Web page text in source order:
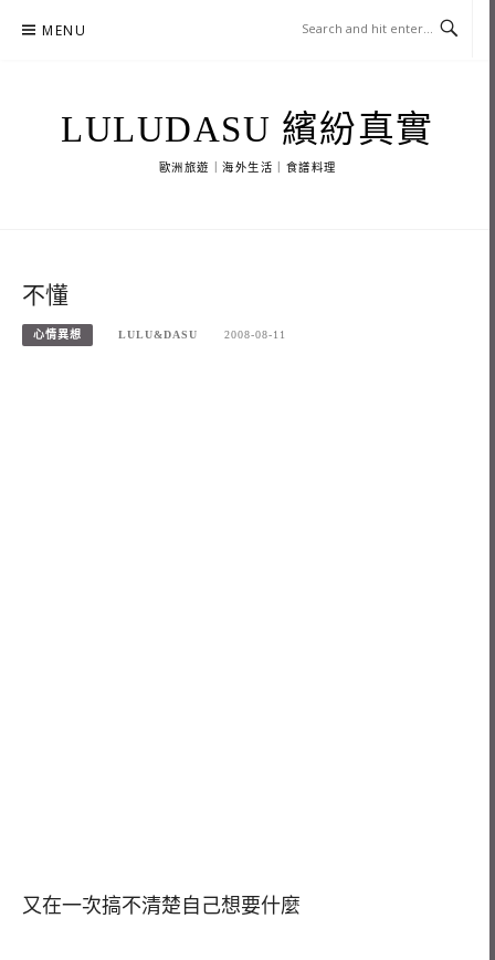
MENU
LULUDASU 繽紛真實
歐洲旅遊｜海外生活｜食譜料理
不懂
心情異想 LULU&DASU 2008-08-11
又在一次搞不清楚自己想要什麼